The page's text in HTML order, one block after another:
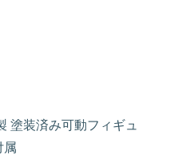
塗装済み可動フィギュ
属